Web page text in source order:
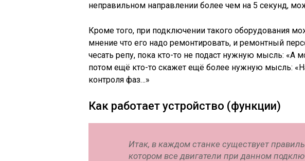
неправильном направлении более чем на 5 секунд,
Кроме того, при подключении такого оборудования
мнение что его надо ремонтировать, и ремонтный
чесать репу, пока кто-то не подаст нужную мысль: «А
потом ещё кто-то скажет ещё более нужную мысль:
контроля фаз…»
Как работает устройство (функции)
Итак, в каждом станке существует
котором все двигатели при данном